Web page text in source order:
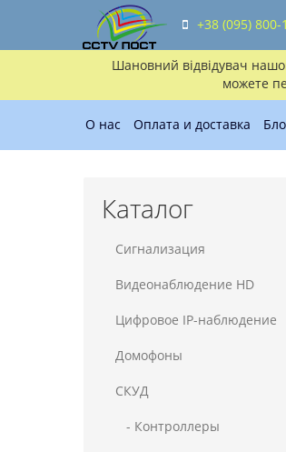
Шановний відвідувач
можете
+38 (095) 800-
О нас Оплата и доставка
Каталог
Сигнализация
Видеонаблюдение HD
Цифровое IP-наблюдение
Домофоны
СКУД
- Контроллеры